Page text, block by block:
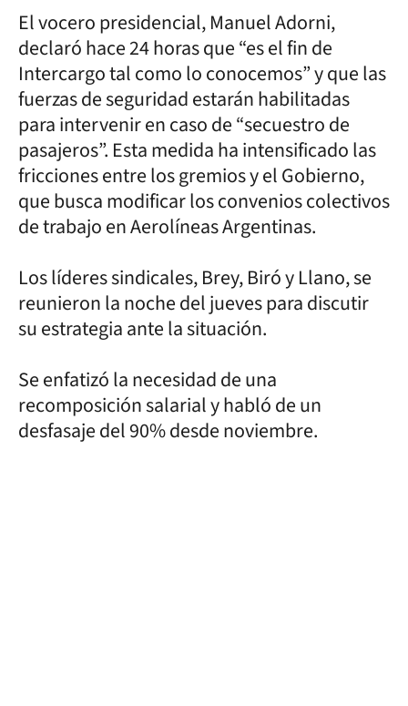
El vocero presidencial, Manuel Adorni,
declaró hace 24 horas que “es el fin de
Intercargo tal como lo conocemos” y que las
fuerzas de seguridad estarán habilitadas
para intervenir en caso de “secuestro de
pasajeros”. Esta medida ha intensificado las
fricciones entre los gremios y el Gobierno,
que busca modificar los convenios colectivos
de trabajo en Aerolíneas Argentinas.
Los líderes sindicales, Brey, Biró y Llano, se
reunieron la noche del jueves para discutir
su estrategia ante la situación.
Se enfatizó la necesidad de una
recomposición salarial y habló de un
desfasaje del 90% desde noviembre.